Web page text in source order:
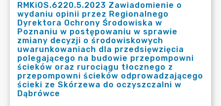
RMKiOS.6220.5.2023 Zawiadomienie o
wydaniu opinii przez Regionalnego
Dyrektora Ochrony Środowiska w
Poznaniu w postępowaniu w sprawie
zmiany decyzji o środowiskowych
uwarunkowaniach dla przedsięwzięcia
polegającego na budowie przepompowni
ścieków oraz rurociągu tłocznego z
przepompowni ścieków odprowadzającego
ścieki ze Skórzewa do oczyszczalni w
Dąbrówce